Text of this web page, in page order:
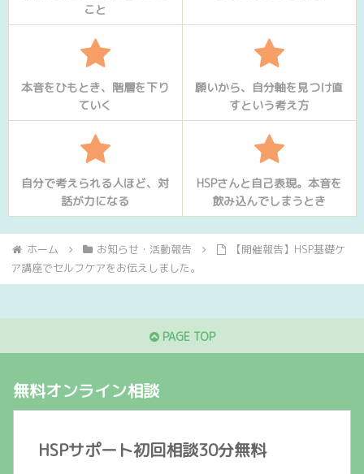
こと
本音をひもとき、階層を下り
ていく
願いから、自分軸を見つけ直
すという考え方
自分で考えられる人ほど、対
話が力になる
HSPさんと自己表現。本音を
飲み込んでしまうとき
ホーム お知らせ・活動報告
【開催報告】HSP基礎ケ
ア講座でセルフケアをお伝えしました。
PAGE TOP
無料オンライン相談
HSPサポート初回相談30分無料